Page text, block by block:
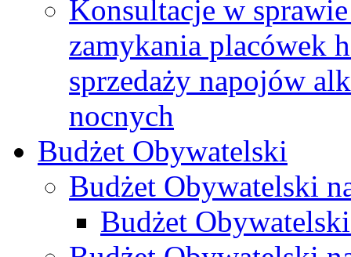
Konsultacje w
zamykania placówek
sprzedaży napojów
nocnych
Budżet Obywatelski
Budżet Obywatelski
Budżet